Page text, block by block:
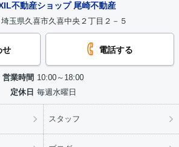
不動産ショップ 尾崎不動産
玉県久喜市久喜中央２丁目２－５
せ 電話する
営業時間 10:00～18:00
定休日 毎週水曜日
スタッフ